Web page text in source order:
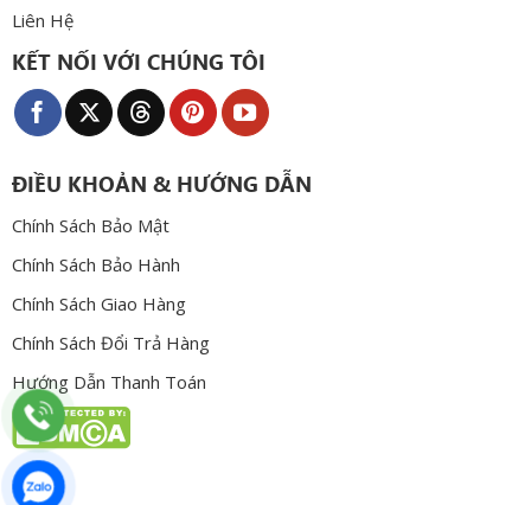
Liên Hệ
KẾT NỐI VỚI CHÚNG TÔI
ĐIỀU KHOẢN & HƯỚNG DẪN
Chính Sách Bảo Mật
Chính Sách Bảo Hành
Chính Sách Giao Hàng
Chính Sách Đổi Trả Hàng
Hướng Dẫn Thanh Toán